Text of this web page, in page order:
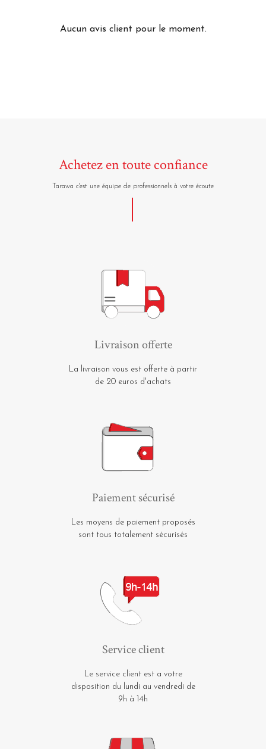
Aucun avis client pour le moment.
Achetez en toute confiance
Tarawa c'est une équipe de professionnels à votre écoute
Livraison offerte
La livraison vous est offerte à partir
de 20 euros d'achats
Paiement sécurisé
Les moyens de paiement proposés
sont tous totalement sécurisés
Service client
Le service client est a votre
disposition du lundi au vendredi de
9h à 14h